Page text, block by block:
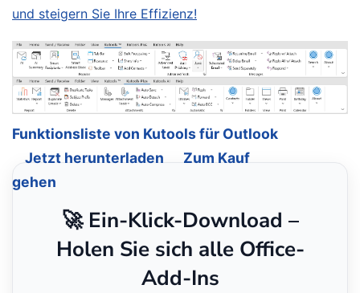
und steigern Sie Ihre Effizienz!
Funktionsliste von Kutools für Outlook
Jetzt herunterladen
Zum Kauf
gehen
🚀 Ein-Klick-Download –
Holen Sie sich alle Office-
Add-Ins